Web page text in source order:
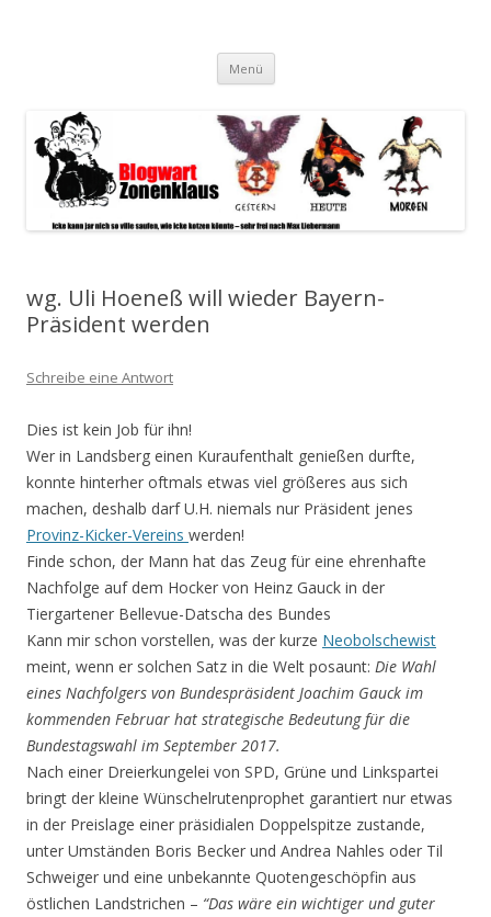
spiegeln im wesentlichen den Gesundheitszustand dieser unserer
Menü Zum
springen
wg. Uli Hoeneß will wieder Bayern-
Präsident werden
Schreibe eine Antwort
Dies ist kein Job für ihn!
Wer in Landsberg einen Kuraufenthalt genießen durfte,
konnte hinterher oftmals etwas viel größeres aus sich
machen, deshalb darf U.H. niemals nur Präsident jenes
Provinz-Kicker-Vereins werden!
Finde schon, der Mann hat das Zeug für eine ehrenhafte
Nachfolge auf dem Hocker von Heinz Gauck in der
Tiergartener Bellevue-Datscha des Bundes
Kann mir schon vorstellen, was der kurze Neobolschewist
meint, wenn er solchen Satz in die Welt posaunt: Die Wahl
eines Nachfolgers von Bundespräsident Joachim Gauck im
kommenden Februar hat strategische Bedeutung für die
Bundestagswahl im September 2017.
Nach einer Dreierkungelei von SPD, Grüne und Linkspartei
bringt der kleine Wünschelrutenprophet garantiert nur etwas
in der Preislage einer präsidialen Doppelspitze zustande,
unter Umständen Boris Becker und Andrea Nahles oder Til
Schweiger und eine unbekannte Quotengeschöpfin aus
östlichen Landstrichen – “Das wäre ein wichtiger und guter